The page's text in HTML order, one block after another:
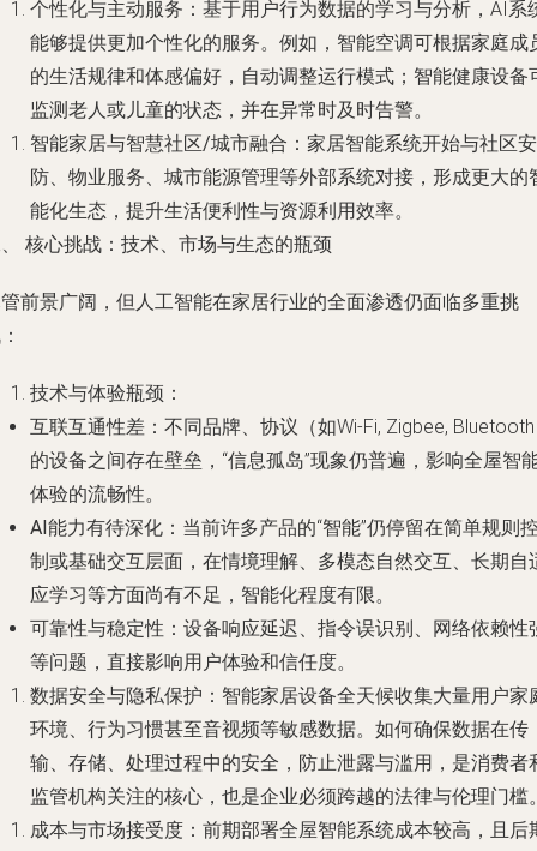
个性化与主动服务 ：基于用户行为数据的学习与分析，AI系
能够提供更加个性化的服务。例如，智能空调可根据家庭成
的生活规律和体感偏好，自动调整运行模式；智能健康设备
监测老人或儿童的状态，并在异常时及时告警。
智能家居与智慧社区/城市融合 ：家居智能系统开始与社区安
防、物业服务、城市能源管理等外部系统对接，形成更大的
能化生态，提升生活便利性与资源利用效率。
核心挑战：技术、市场与生态的瓶颈
前景广阔，但人工智能在家居行业的全面渗透仍面临多重挑
技术与体验瓶颈 ：
互联互通性差 ：不同品牌、协议（如Wi-Fi, Zigbee,
的设备之间存在壁垒，“信息孤岛”现象仍普遍，影响全屋智
体验的流畅性。
AI能力有待深化 ：当前许多产品的“智能”仍停留在简单规则
制或基础交互层面，在情境理解、多模态自然交互、长期自
应学习等方面尚有不足，智能化程度有限。
可靠性与稳定性 ：设备响应延迟、指令误识别、网络依赖性
等问题，直接影响用户体验和信任度。
数据安全与隐私保护 ：智能家居设备全天候收集大量用户家
环境、行为习惯甚至音视频等敏感数据。如何确保数据在传
输、存储、处理过程中的安全，防止泄露与滥用，是消费者
监管机构关注的核心，也是企业必须跨越的法律与伦理门槛
成本与市场接受度 ：前期部署全屋智能系统成本较高，且后